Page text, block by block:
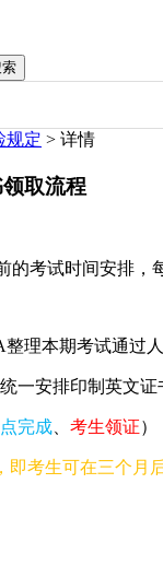
规定 > 详情
取流程
的考试时间安排，
理本期考试通过
一安排印制英文
完成、 考生领证）
考生可在三个月